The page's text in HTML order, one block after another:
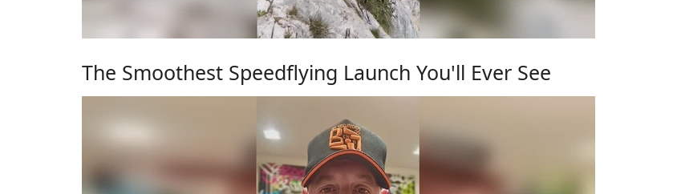
The Smoothest Speedflying Launch You'll Ever See